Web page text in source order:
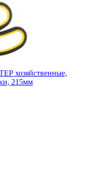
хозяйственные,
215мм